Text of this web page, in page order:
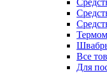
Все
Для